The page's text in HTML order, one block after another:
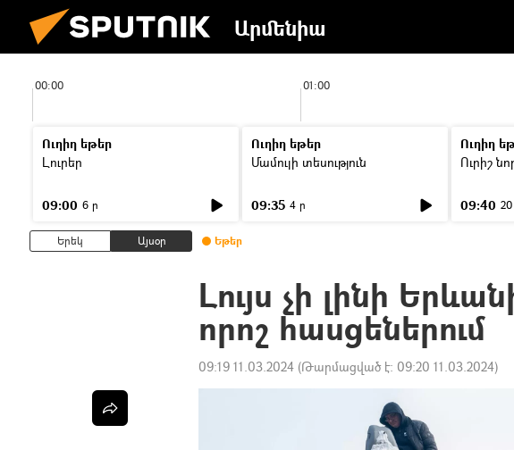
Արմենիա
00:00 01:00
Ուղիղ եթեր
Լուրեր
09:00 6 ր
Ուղիղ եթեր
Մամուլի տեսություն
09:35 4 ր
Ուղիղ
Ուրիշ
09:40
Երեկ Այսօր Եթեր
Լույս չի լինի
որոշ հասցեներում
09:19 11.03.2024 (Թարմացված է: 09:20 11.03.2024)